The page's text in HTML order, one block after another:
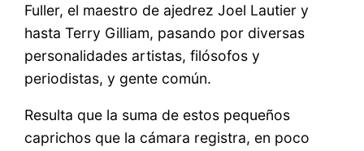
Fuller, el maestro de ajedrez Joel Lautier y
hasta Terry Gilliam, pasando por diversas
personalidades artistas, filósofos y
periodistas, y gente común.
Resulta que la suma de estos pequeños
caprichos que la cámara registra, en poco